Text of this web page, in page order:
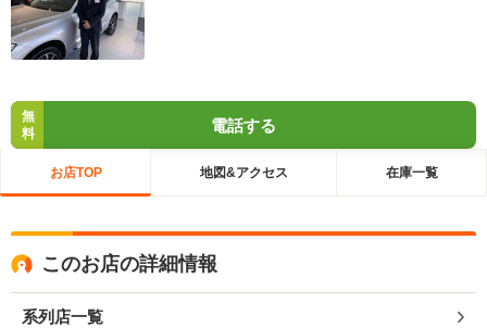
無
料
電話する
お店TOP 地図&アクセス 在庫一覧
このお店の詳細情報
系列店一覧